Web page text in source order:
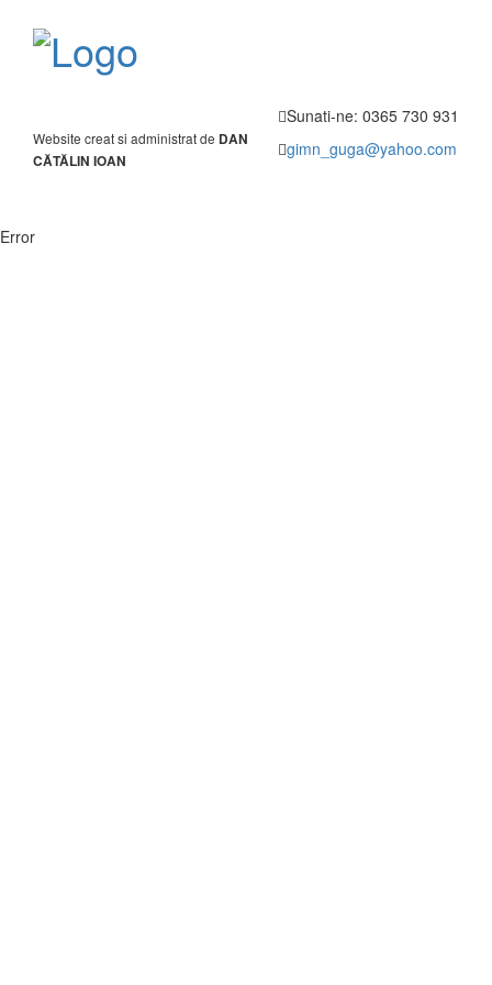
Sunati-ne: 0365 730 931
gimn_guga@yahoo.com
Website creat si administrat de DAN
CĂTĂLIN IOAN
Error